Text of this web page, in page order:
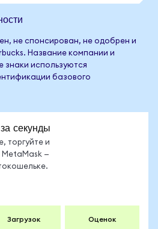
не спонсирован, не одобрен и
Название компании и
знаки используются
базового
секунды
торгуйте и
MetaMask —
Загрузок Оценок